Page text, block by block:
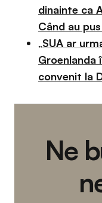
dinainte ca
Când au
„SUA ar
Groenlanda
convenit la
Ne